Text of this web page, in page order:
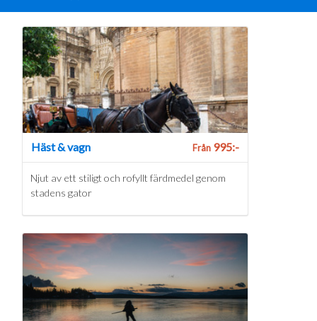
Häst & vagn Från995:-
Njut av ett stiligt och rofyllt färdmedel genom
stadens gator